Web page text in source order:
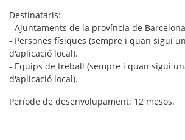
Destinataris:
- Ajuntaments de la província de
- Persones físiques (sempre i quan sigui
d'aplicació local).
- Equips de treball (sempre i quan sigui
d'aplicació local).
Període de desenvolupament: 12 mesos.